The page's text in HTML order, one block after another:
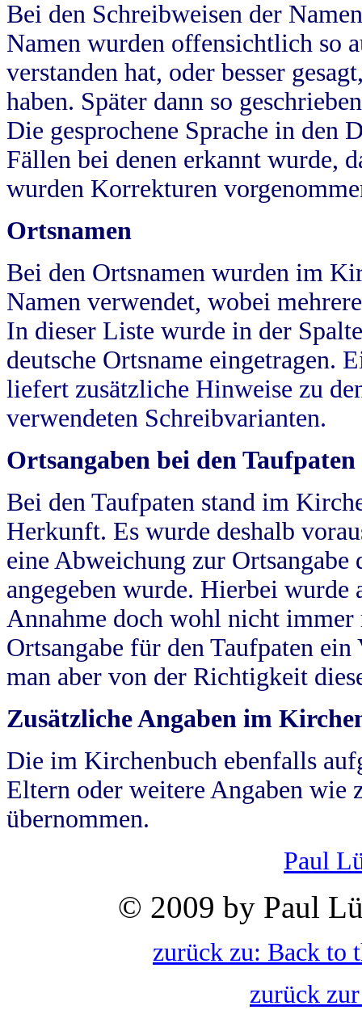
Bei den Schreibweisen der
Namen wurden offensichtlich so
verstanden hat, oder besser
haben. Später dann so
Die gesprochene Sprache in
Fällen bei denen erkannt wurde,
wurden Korrekturen
Ortsnamen
Bei den Ortsnamen wurden im
Namen verwendet, wobei
In dieser Liste wurde in der
deutsche Ortsname eingetragen.
liefert zusätzliche Hinweise zu
verwendeten Schreibvarianten.
Ortsangaben bei den Taufpaten
Bei den Taufpaten stand im
Herkunft. Es wurde deshalb
eine Abweichung zur
angegeben wurde. Hierbei wurde
Annahme doch wohl nicht
Ortsangabe für den Taufpaten
man aber von der Richtigkeit
Zusätzliche Angaben im
Die im Kirchenbuch ebenfalls
Eltern oder weitere Angaben wie
übernommen.
Paul
© 2009 by Paul
zurück zu: Back to
zurück